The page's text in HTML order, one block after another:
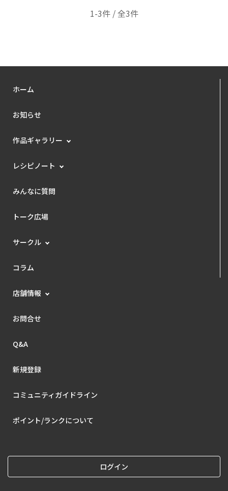
1-3件 / 全3件
ホーム
お知らせ
作品ギャラリー
レシピノート
みんなに質問
トーク広場
サークル
コラム
店舗情報
お問合せ
Q&A
新規登録
コミュニティガイドライン
ポイント/ランクについて
ログイン